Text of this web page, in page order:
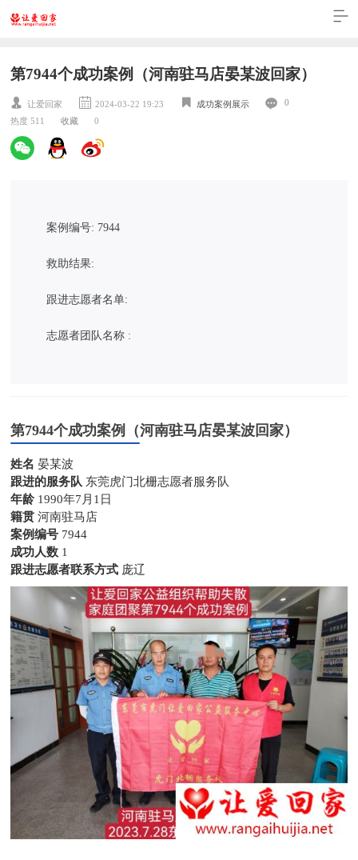
第7944个成功案例（河南驻马店晏某波回家）
让爱回家 2024-03-22 19:23 成功案例展示
0
热度 511
收藏 0
案例编号: 7944
救助结果:
跟进志愿者名单:
志愿者团队名称 :
第7944个成功案例（河南驻马店晏某波回家）
姓名 晏某波
跟进的服务队 东莞虎门北栅志愿者服务队
年龄 1990年7月1日
籍贯 河南驻马店
案例编号 7944
成功人数 1
跟进志愿者联系方式 庞辽